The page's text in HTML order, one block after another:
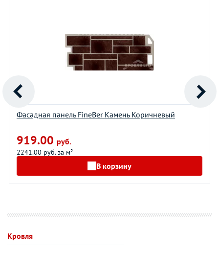
Фасадная панель FineBer Камень Коричневый
919.00 руб.
2241.00 руб. за м²
В корзину
Кровля